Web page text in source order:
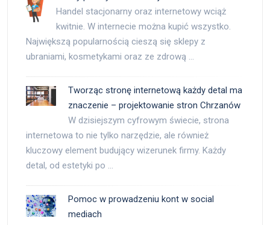
Handel stacjonarny oraz internetowy wciąż
kwitnie. W internecie można kupić wszystko.
Największą popularnością cieszą się sklepy z
ubraniami, kosmetykami oraz ze zdrową …
Tworząc stronę internetową każdy detal ma
znaczenie – projektowanie stron Chrzanów
W dzisiejszym cyfrowym świecie, strona
internetowa to nie tylko narzędzie, ale również
kluczowy element budujący wizerunek firmy. Każdy
detal, od estetyki po …
Pomoc w prowadzeniu kont w social
mediach